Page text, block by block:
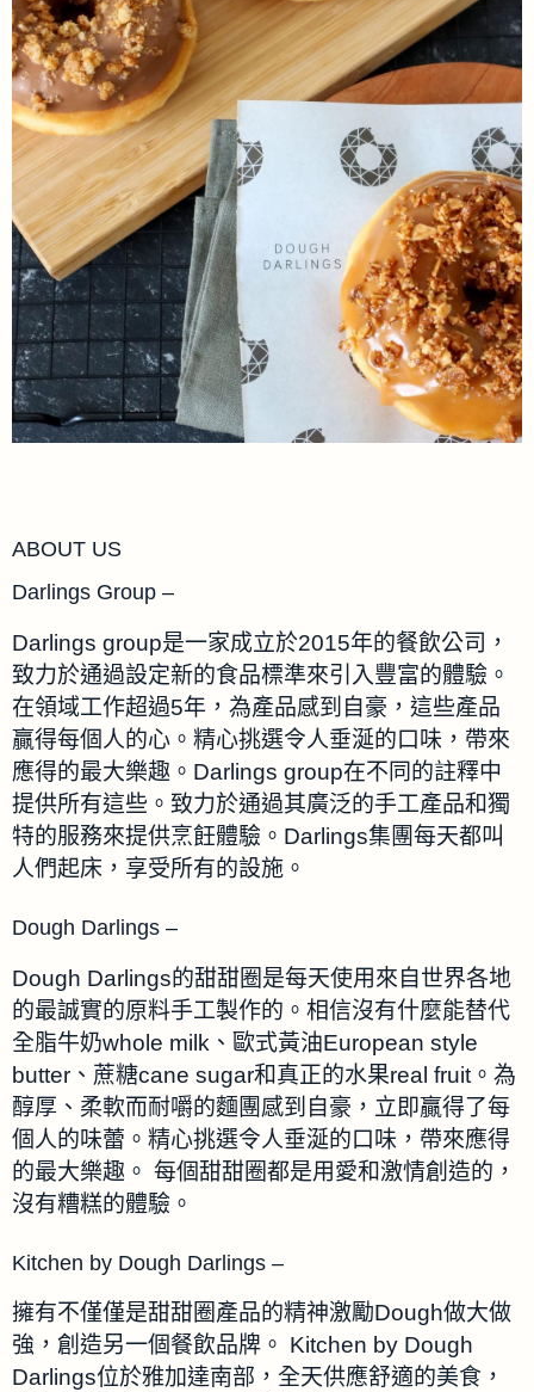
ABOUT US
Darlings Group –
Darlings group是一家成立於2015年的餐飲公司，
致力於通過設定新的食品標準來引入豐富的體驗。
在領域工作超過5年，為產品感到自豪，這些產品
贏得每個人的心。精心挑選令人垂涎的口味，帶來
應得的最大樂趣。Darlings group在不同的註釋中
提供所有這些。致力於通過其廣泛的手工產品和獨
特的服務來提供烹飪體驗。Darlings集團每天都叫
人們起床，享受所有的設施。
Dough Darlings –
Dough Darlings的甜甜圈是每天使用來自世界各地
的最誠實的原料手工製作的。相信沒有什麼能替代
全脂牛奶whole milk、歐式黃油European style
butter、蔗糖cane sugar和真正的水果real fruit。為
醇厚、柔軟而耐嚼的麵團感到自豪，立即贏得了每
個人的味蕾。精心挑選令人垂涎的口味，帶來應得
的最大樂趣。 每個甜甜圈都是用愛和激情創造的，
沒有糟糕的體驗。
Kitchen by Dough Darlings –
擁有不僅僅是甜甜圈產品的精神激勵Dough做大做
強，創造另一個餐飲品牌。 Kitchen by Dough
Darlings位於雅加達南部，全天供應舒適的美食，